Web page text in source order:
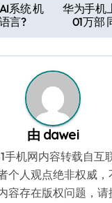
系统 机
言?
华为手机
01万部
由 dawei
手机网内容转载自互
个人观点绝非权威，
容存在版权问题，